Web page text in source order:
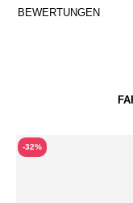
BEWERTUNGEN
-32%